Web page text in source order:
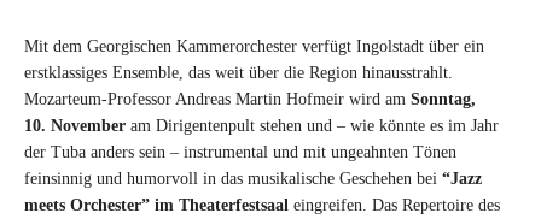
Mit dem Georgischen Kammerorchester verfügt Ingolstadt über ein
erstklassiges Ensemble, das weit über die Region hinausstrahlt.
Mozarteum-Professor Andreas Martin Hofmeir wird am Sonntag,
10. November am Dirigentenpult stehen und – wie könnte es im Jahr
der Tuba anders sein – instrumental und mit ungeahnten Tönen
feinsinnig und humorvoll in das musikalische Geschehen bei “Jazz
meets Orchester” im Theaterfestsaal eingreifen. Das Repertoire des